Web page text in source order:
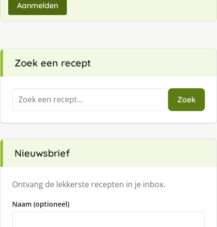
Aanmelden
Zoek een recept
Zoeken
naar:
Zoek
Nieuwsbrief
Ontvang de lekkerste recepten in je inbox.
Naam (optioneel)